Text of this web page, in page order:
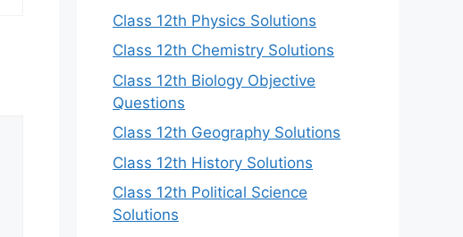
Class 12th Physics Solutions
Class 12th Chemistry Solutions
Class 12th Biology Objective
Questions
Class 12th Geography Solutions
Class 12th History Solutions
Class 12th Political Science
Solutions